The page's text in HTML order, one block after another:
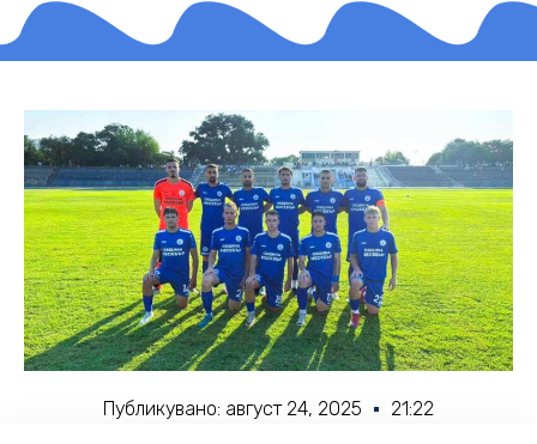
Публикувано: август 24, 2025 21:22